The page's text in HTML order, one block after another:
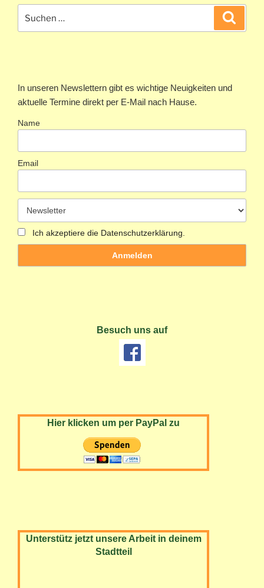
nach:
In unseren Newslettern gibt es wichtige Neuigkeiten und
aktuelle Termine direkt per E-Mail nach Hause.
Name
Email
Ich akzeptiere die Datenschutzerklärung.
Besuch uns auf
Hier klicken um per PayPal zu
Unterstütz jetzt unsere Arbeit in deinem
Stadtteil